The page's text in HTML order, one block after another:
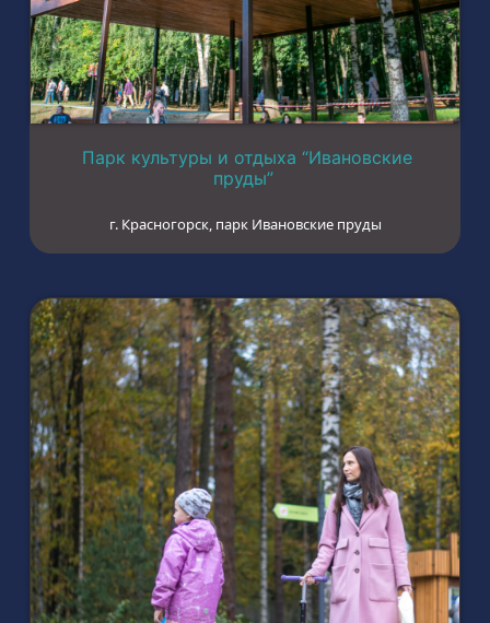
Парк культуры и отдыха “Ивановские
пруды”
г. Красногорск, парк Ивановские пруды